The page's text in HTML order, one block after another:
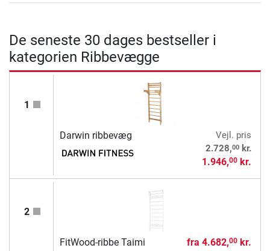
De seneste 30 dages bestseller i
kategorien Ribbevægge
1
Darwin ribbevæg
Vejl. pris
2.728,00kr.
1.946,00kr.
2
FitWood-ribbe Taimi fra 4.682,00kr.